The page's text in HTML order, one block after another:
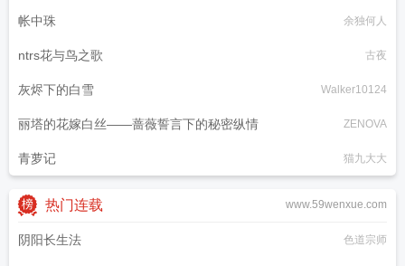
帐中珠 余独何人
ntrs花与鸟之歌 古夜
灰烬下的白雪 Walker10124
丽塔的花嫁白丝——蔷薇誓言下的秘密纵情 ZENOVA
青萝记 猫九大大
www.59wenxue.com
热门连载
阴阳长生法 色道宗师